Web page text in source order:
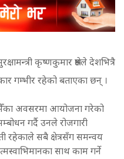
कृष्णकुमार श्रेष्ठले देशभित्रै
गम्भीर रहेको बताएका छन् ।
अवसरमा आयोजना गरेको
गर्दै उनले रोजगारी
रहेकाले सबै क्षेत्रसँग समन्वय
साथ काम गर्ने